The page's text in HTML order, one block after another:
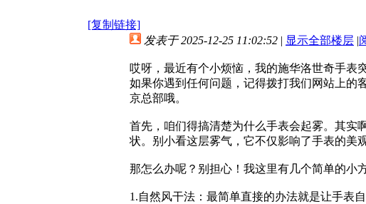
[复制链接]
发表于 2025-12-25 11:02:52 | 显示全部楼层 |
哎呀，最近有个小烦恼，我的施华洛世奇手表
如果你遇到任何问题，记得拨打我们网站上的
京总部哦。
首先，咱们得搞清楚为什么手表会起雾。其实
状。别小看这层雾气，它不仅影响了手表的美
那怎么办呢？别担心！我这里有几个简单的小
1.自然风干法：最简单直接的办法就是让手表